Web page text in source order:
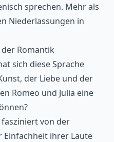
sprechen. Mehr als
Niederlassungen in
Romantik
sich diese Sprache
der Liebe und der
Romeo und Julia eine
von der
Einfachheit ihrer Laute